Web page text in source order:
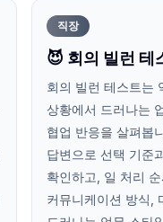
직장
😈 회의 빌런 테
회의 빌런 테스트는
상황에서 드러나는
협업 반응을 살펴봅
답변으로 선택 기준
확인하고, 일 처리 순
커뮤니케이션 방식,